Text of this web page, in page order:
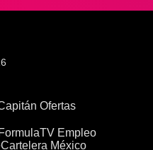
Ofertas
FormulaTV Empleo
México